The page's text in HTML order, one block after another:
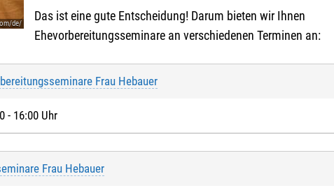
de/
Das ist eine gute Entscheidung! Darum bieten wir Ihnen
Ehevorbereitungsseminare an verschiedenen Terminen an:
Frau Hebauer
- 16:00 Uhr
Frau Hebauer